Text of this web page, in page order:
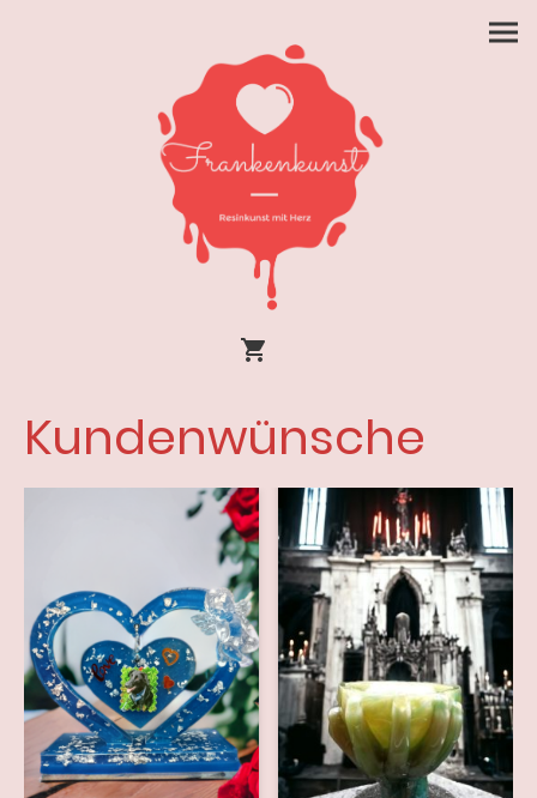
Kundenwünsche